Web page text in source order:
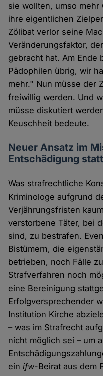
sie wollten, umso
ihre eigentlichen
Zölibat verlor seine
Veränderungsfaktor,
gebracht hat. Am Ende
Pädophilen übrig, wir
mehr." Nun müsse der
freiwillig werden. Und
müsse diskutiert
Keuschheit bedeute.
Neuer Ansatz im
Entschädigung
Was strafrechtliche
Kriminologe aufgrund
Verjährungsfristen
verstorbene Täter, bei
sind, zu bestrafen.
Bistümern, die
betrieben, noch Fälle
Strafverfahren noch
eine Bereinigung
Erfolgversprechender
Institution Kirche
– was im Strafrecht
nicht möglich sei – um
einifw-Beirat aus dem